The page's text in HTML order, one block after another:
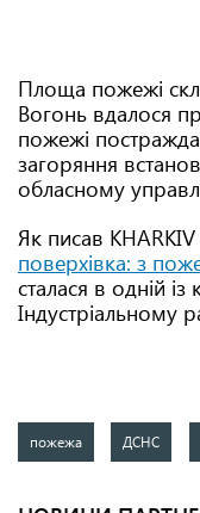
Площа пожежі
Вогонь вдалося
пожежі
загоряння
обласному
Як писав KHARKIV
поверхівка: з
сталася в одній
Індустріальному
пожежа ДСНС